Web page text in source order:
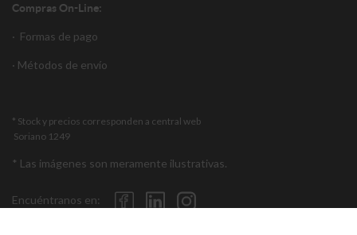
Compras On-Line:
· Formas de pago
· Métodos de envío
* Stock y precios corresponden a central web
Soriano 1249
* Las imágenes son meramente ilustrativas.
Encuéntranos en: